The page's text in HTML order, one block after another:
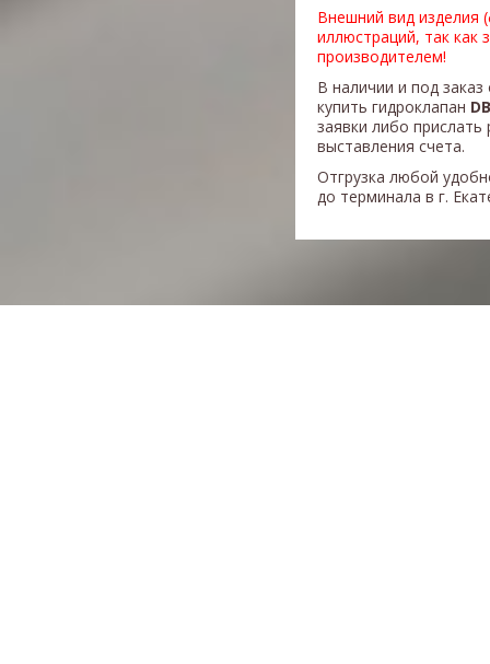
Внешний вид изделия
иллюстраций, так как
производителем!
В наличии и под
купить гидроклапан
заявки либо
выставления счета.
Отгрузка любой
до терминала в г.